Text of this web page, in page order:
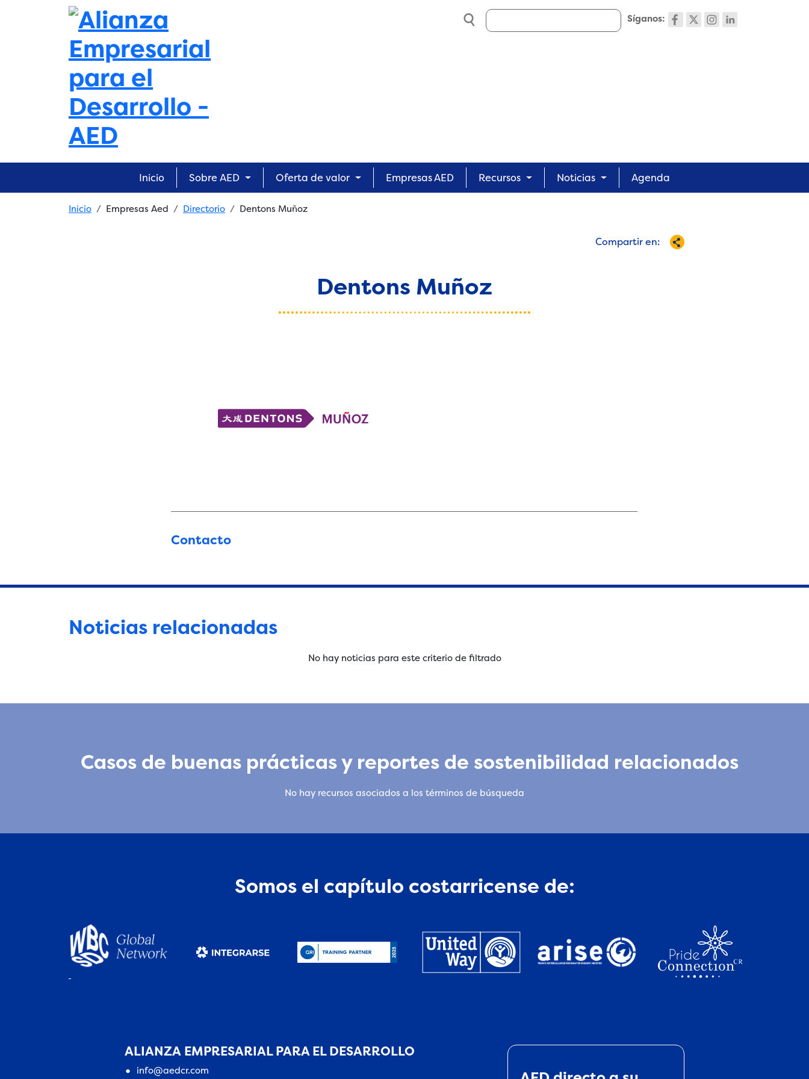
Skip to main content
Síganos:
Search
Main navigation
Inicio Sobre AED Oferta de valor Empresas AED Recursos Noticias Agenda
Breadcrumb
Inicio Empresas Aed Directorio Dentons Muñoz
Compartir en:
Dentons Muñoz
Contacto
Noticias relacionadas
No hay noticias para este criterio de filtrado
Casos de buenas prácticas y reportes de sostenibilidad relacionados
No hay recursos asociados a los términos de búsqueda
Somos el capítulo costarricense de:
ALIANZA EMPRESARIAL PARA EL DESARROLLO
info@aedcr.com